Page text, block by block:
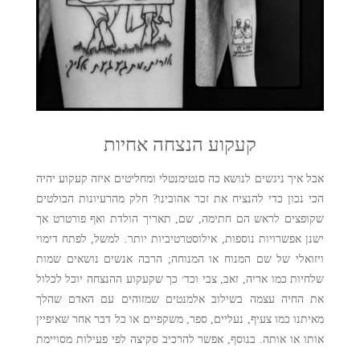
קעקוע הנצחה אחיות
אבל איך ניגשים לנושא כה סנטימנטלי ומחליטים איזה קעקוע יהיה
הכי נכון כדי להנציח את זכר אהובינו? חלק מהרעיונות הבולטים
שקופצים לראש הם חתימה, שם, תאריך הולדת ואף פורטרט אך
ישנן אפשרויות נוספות, אילוסטרטיביות יותר. למשל, לפתח דימוי
ויזואלי של שם המנוח או המנוחה; הרבה אנשים נושאים שמות
שלחיות כמו אריה, זאב, צבי וכד׳ כך שקעקוע ההנצחה יוכל לכלול
את החיה עצמה בשילוב אלמנטים שמזוהים עם האדם שהלך
מאיתנו כמו צעיף, נעליים, ספר, משקפיים או כל דבר אחר שאיפיין
אותו או אותה. בנוסף, אפשר להרכיב סקיצה לפי פעילות מסויימת